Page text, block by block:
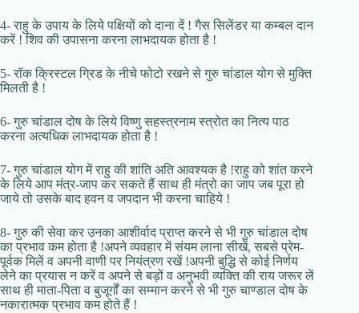
4- राहु के उपाय के लिये पक्षियों को दाना दें ! गैस सिलेंडर या कम्बल दान
करें ! शिव की उपासना करना लाभदायक होता है !
5- रॉक क्रिस्टल ग्रिड के नीचे फोटो रखने से गुरु चांडाल योग से मुक्ति
मिलती है !
6- गुरु चांडाल दोष के लिये विष्णु सहस्त्रनाम स्त्रोत का नित्य पाठ
करना अत्यधिक लाभदायक होता है !
7- गुरु चांडाल योग में राहु की शांति अति आवश्यक है !राहु को शांत करने
के लिये आप मंत्र-जाप कर सकते हैं साथ ही मंत्रो का जाप जब पूरा हो
जाये तो उसके बाद हवन व जपदान भी करना चाहिये !
8- गुरु की सेवा कर उनका आशीर्वाद प्राप्त करने से भी गुरु चांडाल दोष
का प्रभाव कम होता है !अपने व्यवहार में संयम लाना सीखें, सबसे प्रेम-
पूर्वक मिलें व अपनी वाणी पर नियंत्रण रखें !अपनी बुद्धि से कोई निर्णय
लेने का प्रयास न करें व अपने से बड़ों व अनुभवी व्यक्ति की राय जरूर लें
साथ ही माता-पिता व बुजूर्गों का सम्मान करने से भी गुरु चाण्डाल दोष के
नकारात्मक प्रभाव कम होते हैं !